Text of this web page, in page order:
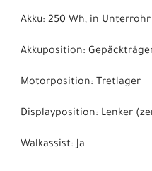
Akku: 250 Wh, in
Akkuposition:
Motorposition: Tretlager
Displayposition: Lenker
Walkassist: Ja